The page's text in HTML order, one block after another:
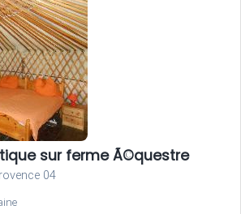
sur ferme Ã©questre
04